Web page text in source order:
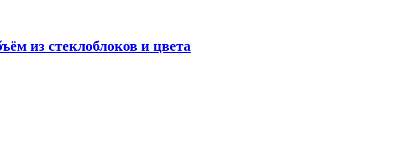
из стеклоблоков и цвета